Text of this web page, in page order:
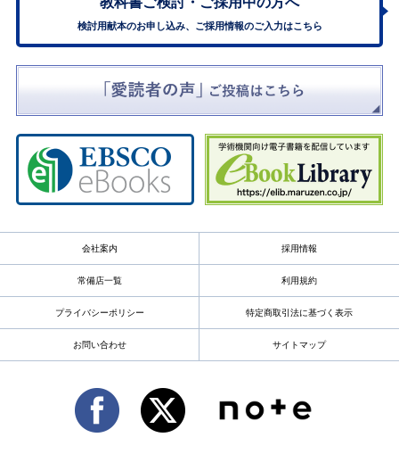
検討用献本のお申し込み、ご採用情報のご入力はこちら
会社案内 採用情報
常備店一覧 利用規約
プライバシーポリシー 特定商取引法に基づく表示
お問い合わせ サイトマップ